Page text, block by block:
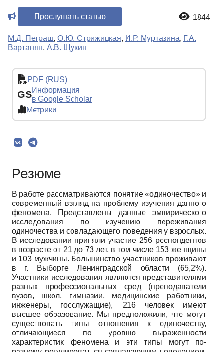
Прослушать статью 1844
М.Д. Петраш, О.Ю. Стрижицкая, И.Р. Муртазина, Г.А.
Вартанян, А.В. Щукин
PDF (RUS)
GSИнформация
в Google Scholar
Метрики
Резюме
В работе рассматриваются понятие «одиночество» и
современный взгляд на проблему изучения данного
феномена. Представлены данные эмпирического
исследования по изучению переживания
одиночества и совладающего поведения у взрослых.
В исследовании приняли участие 256 респондентов
в возрасте от 21 до 73 лет, в том числе 153 женщины
и 103 мужчины. Большинство участников проживают
в г. Выборге Ленинградской области (65,2%).
Участники исследования являются представителями
разных профессиональных сред (преподаватели
вузов, школ, гимназии, медицинские работники,
инженеры, госслужащие), 216 человек имеют
высшее образование. Мы предположили, что могут
существовать типы отношения к одиночеству,
отличающиеся по уровню выраженности
характеристик феномена и эти типы могут по-